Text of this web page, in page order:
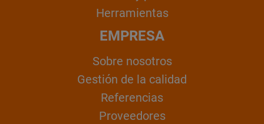
Herramientas
EMPRESA
Sobre nosotros
Gestión de la calidad
Referencias
Proveedores